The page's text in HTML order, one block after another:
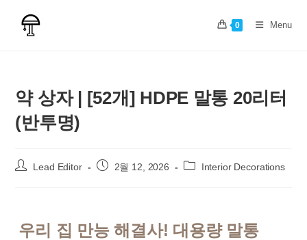
0 Menu
약 상자 | [52개] HDPE 말통 20리터
(반투명)
Post Lead Editor
Post 2월 12, 2026
Post Interior Decorations
우리 집 만능 해결사! 대용량 말통